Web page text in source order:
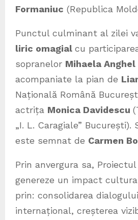
Formaniuc (Republica
Punctul culminant al zilei
liric omagial cu
sopranelor Mihaela Anghel
acompaniate la pian de
Națională Română
actrița Monica Davidescu
„I. L. Caragiale”
este semnat de Carmen
Prin anvergura sa,
genereze un impact
prin: consolidarea
internațional, creșterea